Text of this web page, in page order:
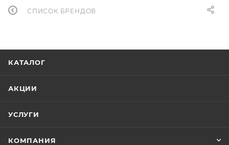
СПИСОК БРЕНДОВ
КАТАЛОГ
АКЦИИ
УСЛУГИ
КОМПАНИЯ